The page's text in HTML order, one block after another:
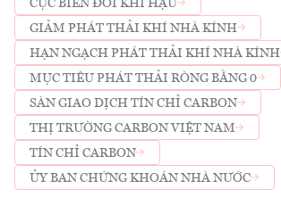
CỤC BIẾN ĐỔI KHÍ HẬU
GIẢM PHÁT THẢI KHÍ NHÀ KÍNH
HẠN NGẠCH PHÁT THẢI KHÍ NHÀ KÍNH
MỤC TIÊU PHÁT THẢI RÒNG BẰNG 0
SÀN GIAO DỊCH TÍN CHỈ CARBON
THỊ TRƯỜNG CARBON VIỆT NAM
TÍN CHỈ CARBON
ỦY BAN CHỨNG KHOÁN NHÀ NƯỚC